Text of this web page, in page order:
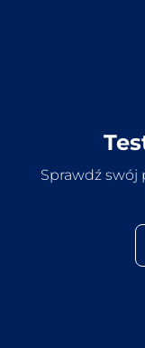
Sprawdź swój